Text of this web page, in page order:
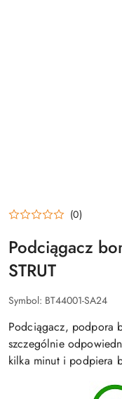
(0)
Podciągacz
STRUT
Symbol: BT44001-SA24
Podciągacz, podpora
szczególnie
kilka minut i podpiera